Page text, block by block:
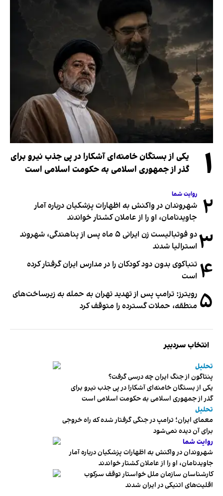
۱
یکی از بستگان خامنه‌ای آشکارا در پی جذب نیرو برای
گذر از جمهوری اسلامی به حکومت اسلامی است
۲ روایت شما
شهروندان در واکنش به اظهارات پزشکیان درباره آمار
جاویدنامان، او را از عاملان کشتار خواندند
۳
دو فوتبالیست زن ایرانی ۵ ماه پس از پناهندگی، شهروند
استرالیا شدند
۴ تنباکوی بدون دود کودکان را در مدارس ایران گرفتار کرده
است
۵ رویترز: ترامپ پس از تهدید تهران به حمله به زیرساخت‌های
منطقه، حملات گسترده را متوقف کرد
انتخاب سردبیر
تحلیل
پنتاگون از جنگ ایران چه درسی گرفت؟
یکی از بستگان خامنه‌ای آشکارا در پی جذب نیرو برای
گذر از جمهوری اسلامی به حکومت اسلامی است
تحلیل
معمای ایران؛ ترامپ در جنگی گرفتار شده که راه خروجی
برای آن دیده نمی‌شود
روایت شما
شهروندان در واکنش به اظهارات پزشکیان درباره آمار
جاویدنامان، او را از عاملان کشتار خواندند
کارشناسان سازمان ملل خواستار توقف سرکوب
اقلیت‌های اتنیکی در ایران شدند